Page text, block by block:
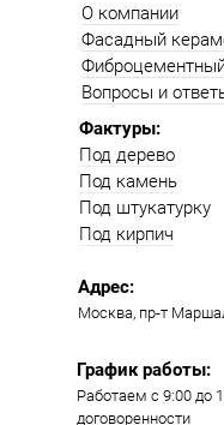
Фактуры:
Под дерево
Под камень
Под штукатурку
Под кирпич
Работаем с 9:00 до
договоренности
Москва, пр-т
О компании
Фасадный
Вопросы и
Адрес:
График работы: